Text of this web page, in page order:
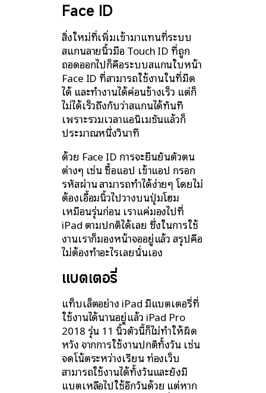
Face ID
สิ่งใหม่ที่เพิ่มเข้ามาแทนที่ระบบ
สแกนลายนิ้วมือ Touch ID ที่ถูก
ถอดออกไปก็คือระบบสแกนใบหน้า
Face ID ที่สามารถใช้งานในที่มืด
ได้ และทำงานได้ค่อนข้างเร็ว แต่ก็
ไม่ได้เร็วถึงกับว่าสแกนได้ทันที
เพราะรวมเวลาแอนิเมชันแล้วก็
ประมาณหนึ่งวินาที
ด้วย Face ID การจะยืนยันตัวตน
ต่างๆ เช่น ซื้อแอป เข้าแอป กรอก
รหัสผ่าน สามารถทำได้ง่ายๆ โดยไม่
ต้องเอื้อมนิ้วไปวางบนปุ่มโฮม
เหมือนรุ่นก่อน เราแค่มองไปที่
iPad ตามปกติได้เลย ซึ่งในการใช้
งานเราก็มองหน้าจออยู่แล้ว สรุปคือ
ไม่ต้องทำอะไรเลยนั่นเอง
แบตเตอรี่
แท็บเล็ตอย่าง iPad มีแบตเตอรี่ที่
ใช้งานได้นานอยู่แล้ว iPad Pro
2018 รุ่น 11 นิ้วตัวนี้ก็ไม่ทำให้ผิด
หวัง จากการใช้งานปกติทั้งวัน เช่น
จดโน้ตระหว่างเรียน ท่องเว็บ
สามารถใช้งานได้ทั้งวันและยังมี
แบตเหลือไปใช้อีกวันด้วย แต่หาก